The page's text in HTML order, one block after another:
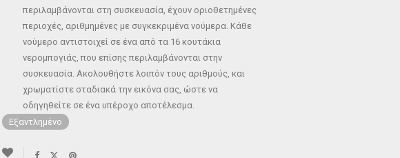
περιλαμβάνονται στη συσκευασία, έχουν οριοθετημένες
περιοχές, αριθμημένες με συγκεκριμένα νούμερα. Κάθε
νούμερο αντιστοιχεί σε ένα από τα 16 κουτάκια
νερομπογιάς, που επίσης περιλαμβάνονται στην
συσκευασία. Ακολουθήστε λοιπόν τους αριθμούς, και
χρωματίστε σταδιακά την εικόνα σας, ώστε να
οδηγηθείτε σε ένα υπέροχο αποτέλεσμα.
Εξαντλημένο